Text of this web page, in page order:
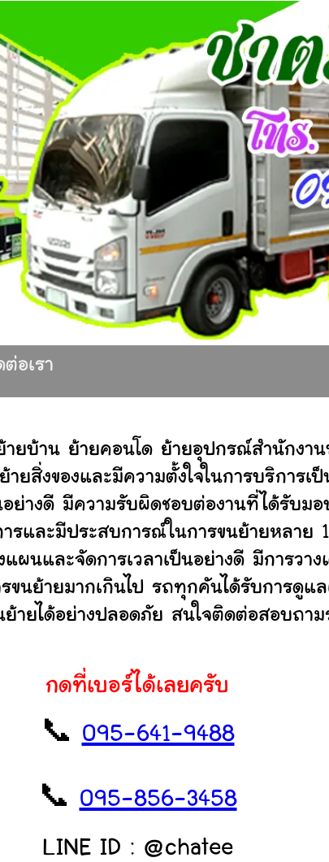
อเรา
ายบ้าน ย้ายคอนโด ย้ายอุปกรณ์สำนักงา
สิ่งของและมีความตั้งใจในการบริการเ
ย่างดี มีความรับผิดชอบต่องานที่ได้รับม
รและมีประสบการณ์ในการขนย้ายหลาย
แผนและจัดการเวลาเป็นอย่างดี มีการวา
รขนย้ายมากเกินไป รถทุกคันได้รับการดู
ยได้อย่างปลอดภัย สนใจติดต่อสอบถาม
กดที่เบอร์ได้เลยครับ
📞 095-641-9488
📞 095-856-3458
LINE ID : @chatee